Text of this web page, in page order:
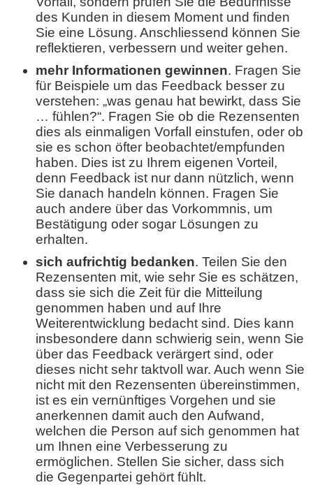
des Kunden in diesem Moment und finden
Sie eine Lösung. Anschliessend können Sie
reflektieren, verbessern und weiter gehen.
mehr Informationen gewinnen. Fragen Sie
für Beispiele um das Feedback besser zu
verstehen: „was genau hat bewirkt, dass Sie
… fühlen?“. Fragen Sie ob die Rezensenten
dies als einmaligen Vorfall einstufen, oder ob
sie es schon öfter beobachtet/empfunden
haben. Dies ist zu Ihrem eigenen Vorteil,
denn Feedback ist nur dann nützlich, wenn
Sie danach handeln können. Fragen Sie
auch andere über das Vorkommnis, um
Bestätigung oder sogar Lösungen zu
erhalten.
sich aufrichtig bedanken. Teilen Sie den
Rezensenten mit, wie sehr Sie es schätzen,
dass sie sich die Zeit für die Mitteilung
genommen haben und auf Ihre
Weiterentwicklung bedacht sind. Dies kann
insbesondere dann schwierig sein, wenn Sie
über das Feedback verärgert sind, oder
dieses nicht sehr taktvoll war. Auch wenn Sie
nicht mit den Rezensenten übereinstimmen,
ist es ein vernünftiges Vorgehen und sie
anerkennen damit auch den Aufwand,
welchen die Person auf sich genommen hat
um Ihnen eine Verbesserung zu
ermöglichen. Stellen Sie sicher, dass sich
die Gegenpartei gehört fühlt.